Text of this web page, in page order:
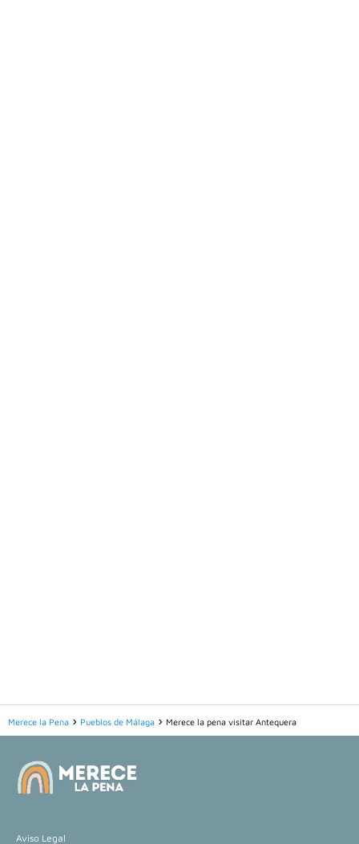
Merece la Pena Pueblos de Málaga Merece la pena visitar Antequera
Aviso Legal